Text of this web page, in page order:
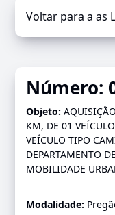
Voltar para a as
Número:
Objeto:
KM, DE 01
VEÍCULO TIPO
DEPARTAMENTO
MOBILIDADE
Modalidade: